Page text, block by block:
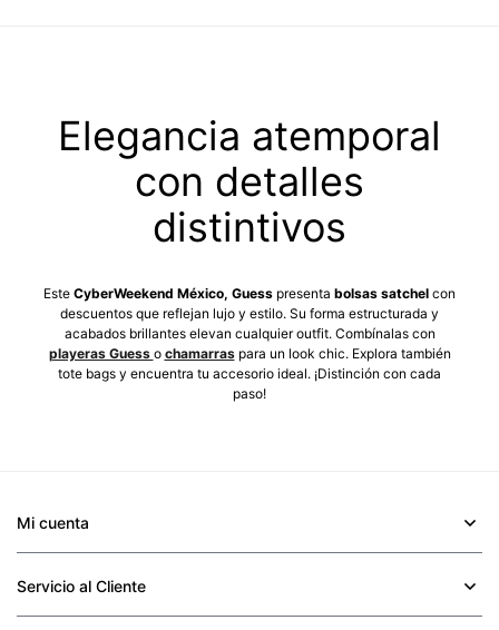
Elegancia atemporal
con detalles
distintivos
Este CyberWeekend México, Guess presenta bolsas satchel con
descuentos que reflejan lujo y estilo. Su forma estructurada y
acabados brillantes elevan cualquier outfit. Combínalas con
playeras Guess o chamarraspara un look chic. Explora también
tote bags y encuentra tu accesorio ideal. ¡Distinción con cada
paso!
Mi cuenta +
Servicio al Cliente +